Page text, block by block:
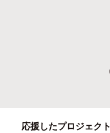
応援したプロジェクト